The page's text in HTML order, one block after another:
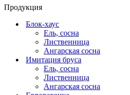
Продукция
Блок-хаус
Ель, сосна
Лиственница
Ангарская сосна
Имитация бруса
Ель, сосна
Лиственница
Ангарская сосна